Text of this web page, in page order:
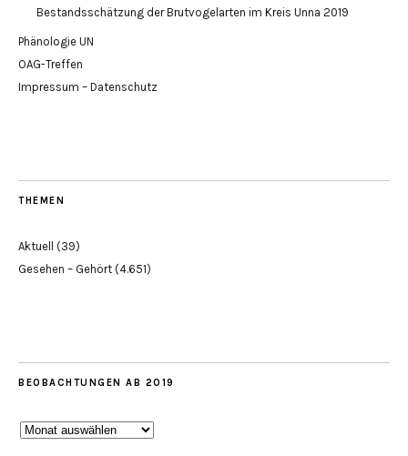
Bestandsschätzung der Brutvogelarten im Kreis Unna 2019
Phänologie UN
OAG-Treffen
Impressum – Datenschutz
THEMEN
Aktuell
(39)
Gesehen – Gehört (4.651)
BEOBACHTUNGEN AB 2019
Beobachtungen